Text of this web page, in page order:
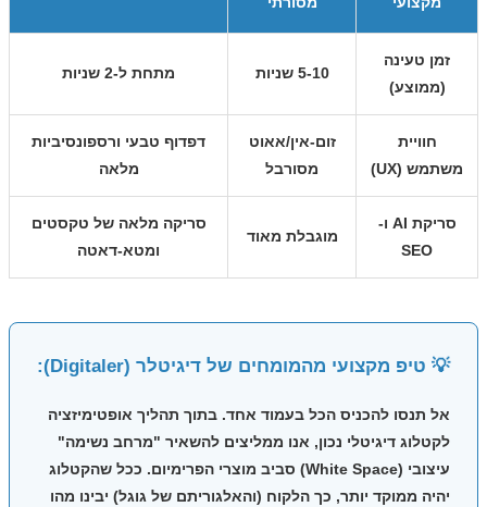
זמן טעינה
(ממוצע)
5-10 שניות מתחת ל-2 שניות
חוויית
משתמש (UX)
זום-אין/אאוט
מסורבל
דפדוף טבעי ורספונסיביות
מלאה
סריקת AI ו-
SEO
מוגבלת מאוד
סריקה מלאה של טקסטים
ומטא-דאטה
💡 טיפ מקצועי מהמומחים של דיגיטלר (Digitaler):
אל תנסו להכניס הכל בעמוד אחד. בתוך תהליך אופטימיזציה
לקטלוג דיגיטלי נכון, אנו ממליצים להשאיר "מרחב נשימה"
עיצובי (White Space) סביב מוצרי הפרימיום. ככל שהקטלוג
יהיה ממוקד יותר, כך הלקוח (והאלגוריתם של גוגל) יבינו מהו